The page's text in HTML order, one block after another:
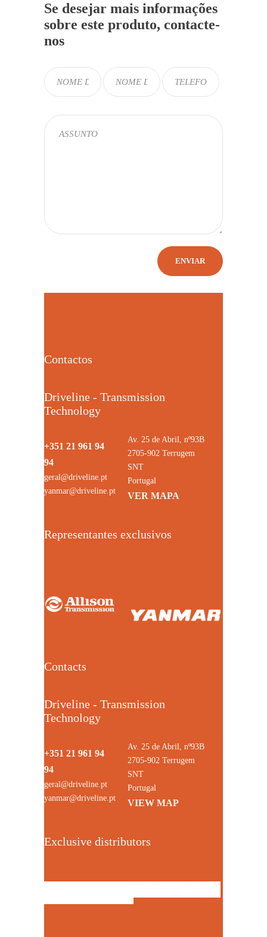
Se desejar mais informações
sobre este produto, contacte-
nos
Contactos
Driveline - Transmission
Technology
+351 21 961 94
94
geral@driveline.pt
yanmar@driveline.pt
Av. 25 de Abril, nº93B
2705-902 Terrugem
SNT
Portugal
VER MAPA
Representantes exclusivos
Contacts
Driveline - Transmission
Technology
+351 21 961 94
94
geral@driveline.pt
yanmar@driveline.pt
Av. 25 de Abril, nº93B
2705-902 Terrugem
SNT
Portugal
VIEW MAP
Exclusive distributors